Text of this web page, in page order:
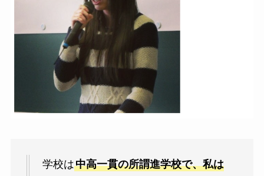
学校は中高一貫の所謂進学校で、私は